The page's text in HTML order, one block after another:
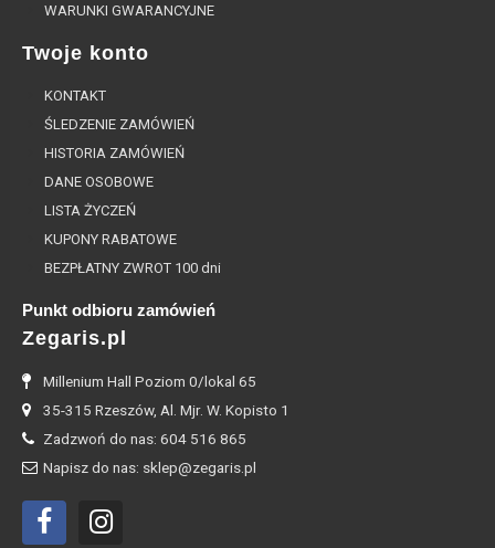
WARUNKI GWARANCYJNE
Twoje konto
KONTAKT
ŚLEDZENIE ZAMÓWIEŃ
HISTORIA ZAMÓWIEŃ
DANE OSOBOWE
LISTA ŻYCZEŃ
KUPONY RABATOWE
BEZPŁATNY ZWROT 100 dni
Punkt odbioru zamówień
Zegaris.pl
Millenium Hall Poziom 0/lokal 65
35-315 Rzeszów, Al. Mjr. W. Kopisto 1
Zadzwoń do nas: 604 516 865
Napisz do nas: sklep@zegaris.pl